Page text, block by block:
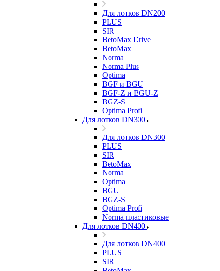
Для лотков DN200
PLUS
SIR
BetoMax Drive
BetoMax
Norma
Norma Plus
Optima
BGF и BGU
BGF-Z и BGU-Z
BGZ-S
Optima Profi
Для лотков DN300
Для лотков DN300
PLUS
SIR
BetoMax
Norma
Optima
BGU
BGZ-S
Optima Profi
Norma пластиковые
Для лотков DN400
Для лотков DN400
PLUS
SIR